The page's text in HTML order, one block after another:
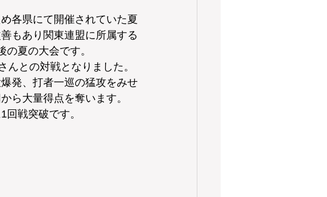
各県にて開催されていた夏
もあり関東連盟に所属する
夏の大会です。
との対戦となりました。
発、打者一巡の猛攻をみせ
ら大量得点を奪います。
戦突破です。